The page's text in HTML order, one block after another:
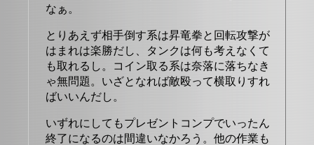
なぁ。
とりあえず相手倒す系は昇竜拳と回転攻撃が
はまれは楽勝だし、タンクは何も考えなくて
も取れるし。コイン取る系は奈落に落ちなき
ゃ無問題。いざとなれば敵殴って横取りすれ
ばいいんだし。
いずれにしてもプレゼントコンプでいったん
終了になるのは間違いなかろう。他の作業も